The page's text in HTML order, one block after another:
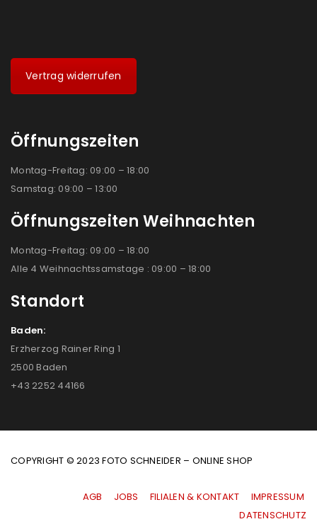
Vertrag widerrufen
Öffnungszeiten
Montag-Freitag: 09:00 – 18:00
Samstag: 09:00 – 13:00
Öffnungszeiten Weihnachten
Montag-Freitag: 09:00 – 18:00
Alle 4 Weihnachtssamstage : 09:00 – 18:00
Standort
Baden:
Erzherzog Rainer Ring 1
2500 Baden
+43 2252 44166
COPYRIGHT © 2023 FOTO SCHNEIDER – ONLINE SHOP
AGB JOBS FILIALEN & KONTAKT
IMPRESSUM
|DATENSCHUTZ